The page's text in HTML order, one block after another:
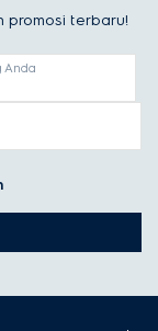
promosi terbaru!
Anda